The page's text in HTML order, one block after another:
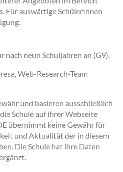
Für auswärtige SchülerInnen
nach neun Schuljahren an (G9).
Web-Research-Team
und basieren ausschließlich
Schule auf ihrer Webseite
übernimmt keine Gewähr für
und Aktualität der in diesem
Die Schule hat ihre Daten